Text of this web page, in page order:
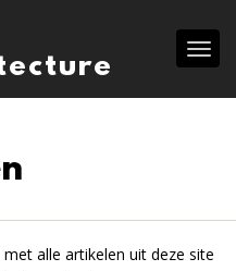
alle artikelen uit deze site